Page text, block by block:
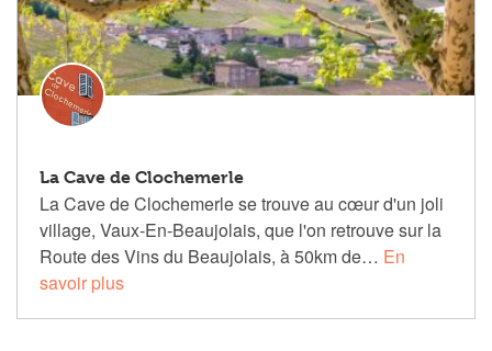
La Cave de Clochemerle
La Cave de Clochemerle se trouve au cœur d'un joli
village, Vaux-En-Beaujolais, que l'on retrouve sur la
Route des Vins du Beaujolais, à 50km de… En
savoir plus